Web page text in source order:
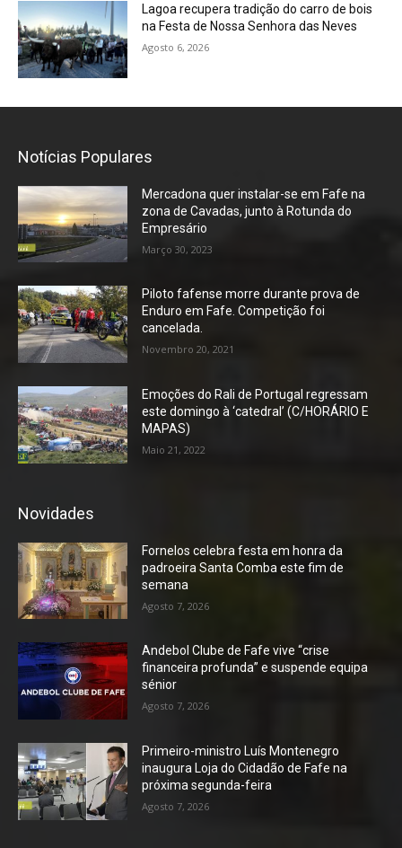
Lagoa recupera tradição do carro de bois
na Festa de Nossa Senhora das Neves
Agosto 6, 2026
Notícias Populares
Mercadona quer instalar-se em Fafe na
zona de Cavadas, junto à Rotunda do
Empresário
Março 30, 2023
Piloto fafense morre durante prova de
Enduro em Fafe. Competição foi
cancelada.
Novembro 20, 2021
Emoções do Rali de Portugal regressam
este domingo à ‘catedral’ (C/HORÁRIO E
MAPAS)
Maio 21, 2022
Novidades
Fornelos celebra festa em honra da
padroeira Santa Comba este fim de
semana
Agosto 7, 2026
Andebol Clube de Fafe vive “crise
financeira profunda” e suspende equipa
sénior
Agosto 7, 2026
Primeiro-ministro Luís Montenegro
inaugura Loja do Cidadão de Fafe na
próxima segunda-feira
Agosto 7, 2026